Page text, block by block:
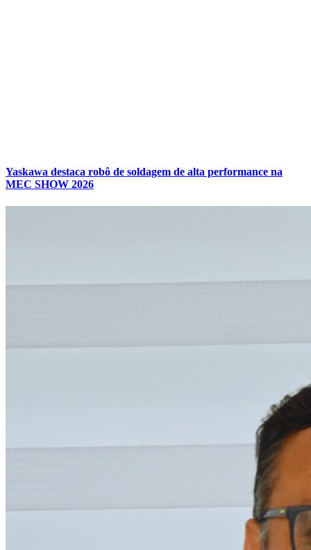
Yaskawa destaca robô de soldagem de alta performance na
MEC SHOW 2026